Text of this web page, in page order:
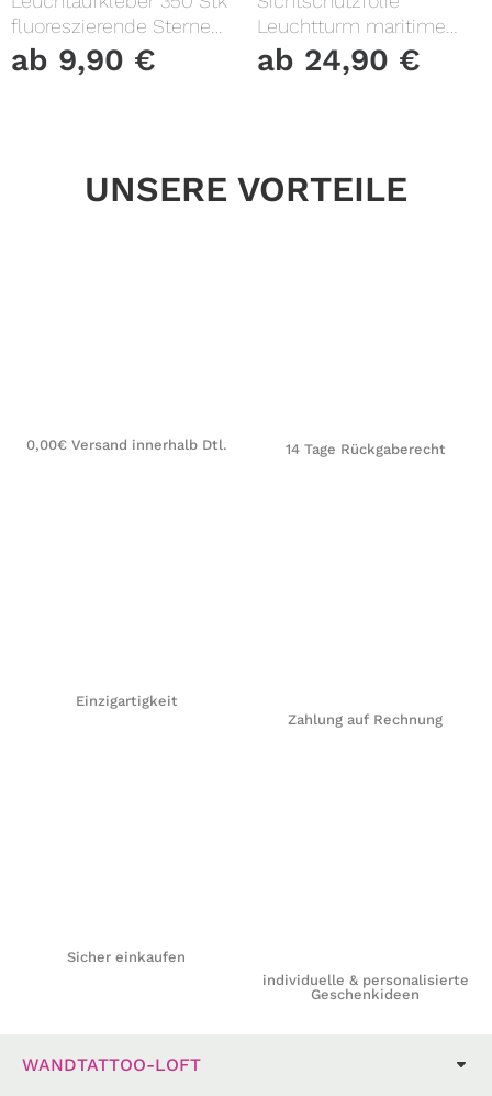
fluoreszierende Sterne
und Punkte leuchten im
Dunklen Kinderzimmer
ab 9,90 €
Leuchtturm maritime
Fensterfolie Fensterdeko
Milchglasfolie
ab 24,90 €
UNSERE VORTEILE
0,00€ Versand innerhalb Dtl.
Einzigartigkeit
Sicher einkaufen
14 Tage Rückgaberecht
Zahlung auf Rechnung
individuelle & personalisierte
Geschenkideen
WANDTATTOO-LOFT